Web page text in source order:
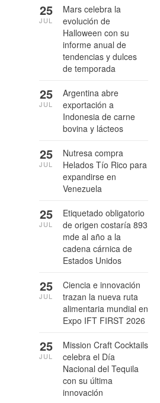
Mars celebra la
evolución de
Halloween con su
informe anual de
tendencias y dulces
de temporada
25
JUL
Argentina abre
exportación a
Indonesia de carne
bovina y lácteos
25
JUL
Nutresa compra
Helados Tío Rico para
expandirse en
Venezuela
25
JUL
Etiquetado obligatorio
de origen costaría 893
mde al año a la
cadena cárnica de
Estados Unidos
25
JUL
Ciencia e innovación
trazan la nueva ruta
alimentaria mundial en
Expo IFT FIRST 2026
25
JUL
Mission Craft Cocktails
celebra el Día
Nacional del Tequila
con su última
innovación
25
JUL